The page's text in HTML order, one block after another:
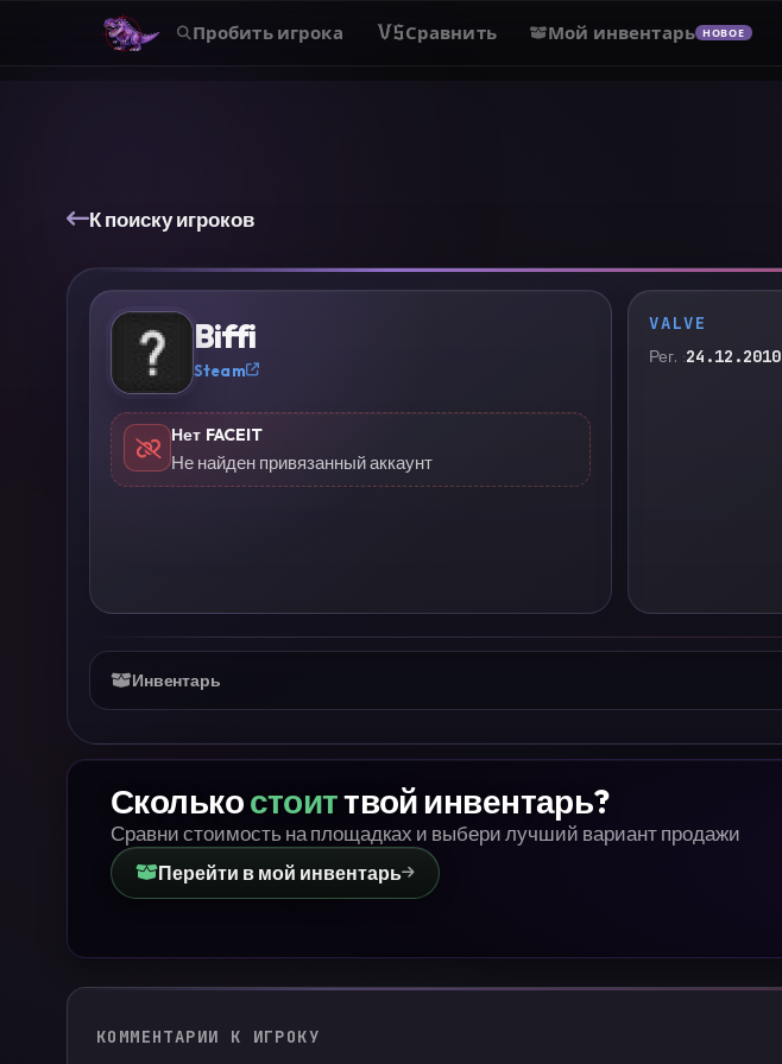
Пробить игрока VSСравнить Мой инвентарь НОВОЕ
К поиску игроков
? Biffi
Steam
Нет FACEIT
Не найден привязанный аккаунт
VALVE
Рег. 24.12.2010
Инвентарь
Сколькостоиттвой инвентарь?
Сравни стоимость на площадках и выбери лучший вариант продажи
Перейти в мой инвентарь
КОММЕНТАРИИ К ИГРОКУ